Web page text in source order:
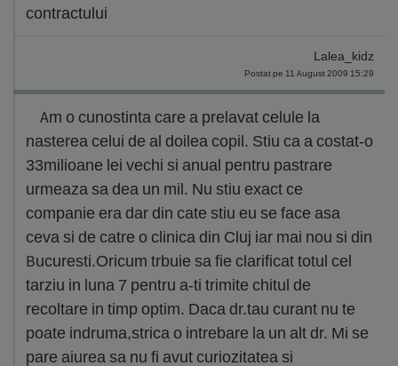
contractului
Lalea_kidz
Postat pe 11 August 2009 15:29
Am o cunostinta care a prelavat celule la
nasterea celui de al doilea copil. Stiu ca a costat-o
33milioane lei vechi si anual pentru pastrare
urmeaza sa dea un mil. Nu stiu exact ce
companie era dar din cate stiu eu se face asa
ceva si de catre o clinica din Cluj iar mai nou si din
Bucuresti.Oricum trbuie sa fie clarificat totul cel
tarziu in luna 7 pentru a-ti trimite chitul de
recoltare in timp optim. Daca dr.tau curant nu te
poate indruma,strica o intrebare la un alt dr. Mi se
pare aiurea sa nu fi avut curiozitatea si